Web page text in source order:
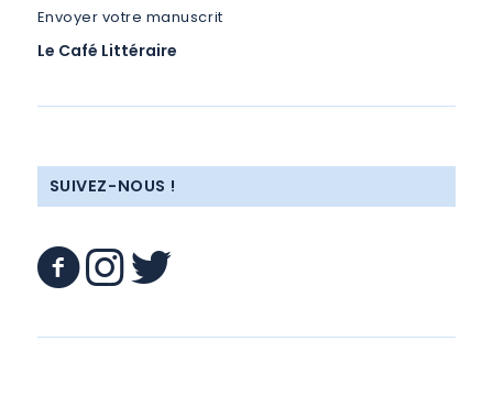
Envoyer votre manuscrit
Le Café Littéraire
SUIVEZ-NOUS !